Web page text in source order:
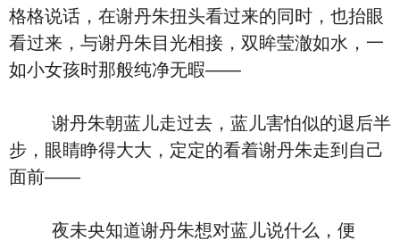
格格说话，在谢丹朱扭头看过来的同时，也抬眼
看过来，与谢丹朱目光相接，双眸莹澈如水，一
如小女孩时那般纯净无暇——
谢丹朱朝蓝儿走过去，蓝儿害怕似的退后半
步，眼睛睁得大大，定定的看着谢丹朱走到自己
面前——
夜未央知道谢丹朱想对蓝儿说什么，便